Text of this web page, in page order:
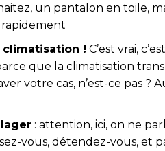
un pantalon en toile,
climatisation ! C’est vrai,
que la climatisation
votre cas, n’est-ce pas ?
: attention, ici, on ne
vous, détendez-vous,